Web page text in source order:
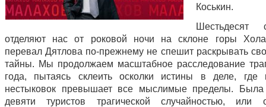
Коськин.
Шестьдесят
отделяют нас от роковой ночи на склоне горы
перевал Дятлова по-прежнему не спешит раскрывать
тайны. Мы продолжаем масштабное расследование
года, пытаясь склеить осколки истины в деле, где
нестыковок превышает все мыслимые пределы. Была
девяти туристов трагической случайностью, или